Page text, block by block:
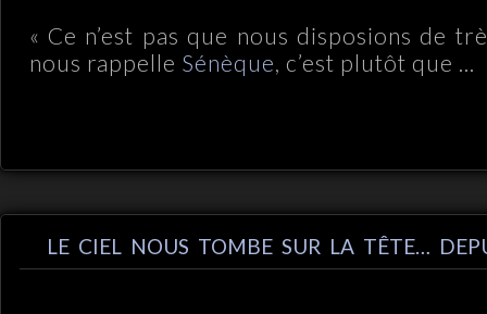
« Ce n’est pas que nous disposions de
nous rappelle Sénèque, c’est plutôt que ...
LE CIEL NOUS TOMBE SUR LA TÊTE…